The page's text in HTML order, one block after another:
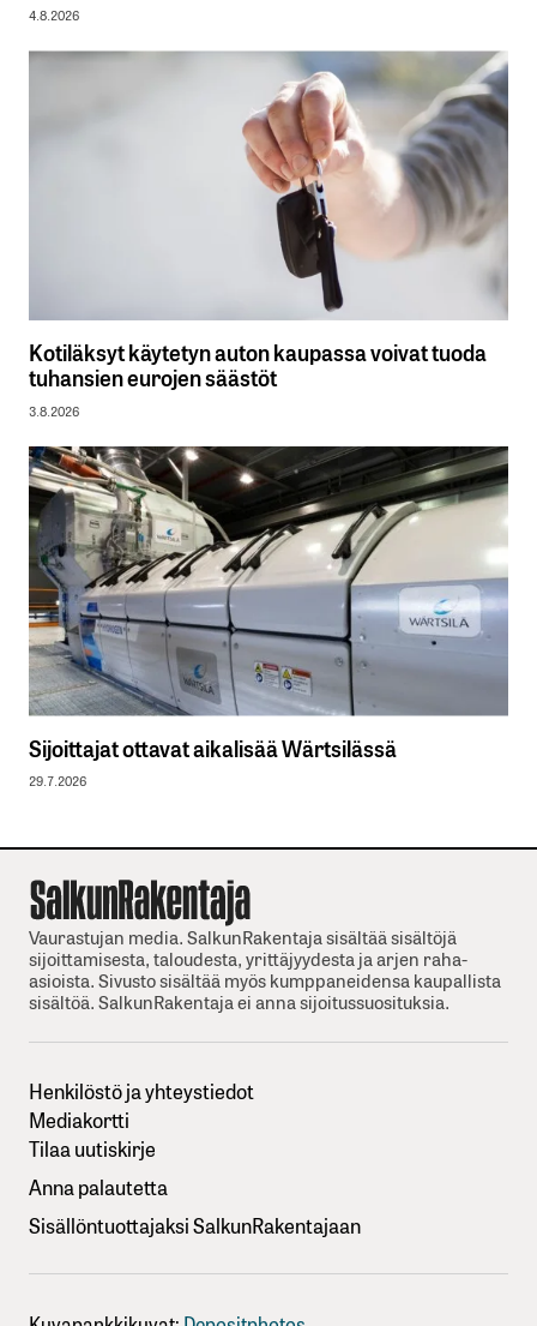
4.8.2026
Kotiläksyt käytetyn auton kaupassa voivat tuoda
tuhansien eurojen säästöt
3.8.2026
Sijoittajat ottavat aikalisää Wärtsilässä
29.7.2026
Vaurastujan media. SalkunRakentaja sisältää sisältöjä
sijoittamisesta, taloudesta, yrittäjyydesta ja arjen raha-
asioista. Sivusto sisältää myös kumppaneidensa kaupallista
sisältöä. SalkunRakentaja ei anna sijoitussuosituksia.
Henkilöstö ja yhteystiedot
Mediakortti
Tilaa uutiskirje
Anna palautetta
Sisällöntuottajaksi SalkunRakentajaan